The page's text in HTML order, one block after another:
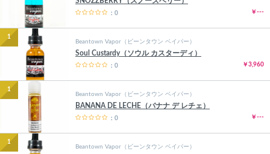
：0 ￥---
1
Beantown Vapor（ビーンタウン ベイパー）
Soul Custardy（ソウル カスターディ）
：0 ￥3,960
1
Beantown Vapor（ビーンタウン ベイパー）
BANANA DE LECHE（バナナ デ レチェ）
：0 ￥---
1
Beantown Vapor（ビーンタウン ベイパー）